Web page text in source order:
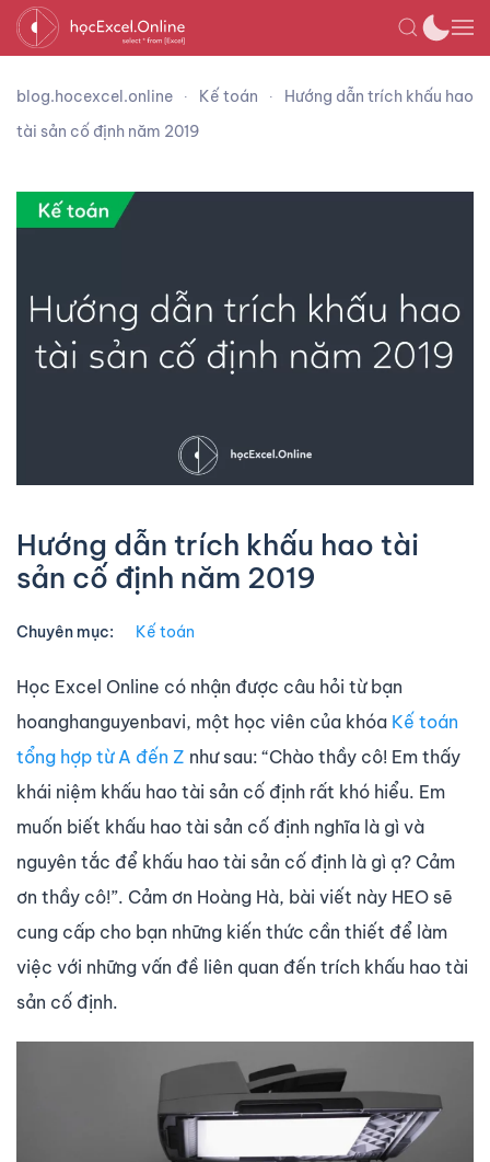
blog.hocexcel.online Kế toán
Hướng dẫn trích khấu hao
tài sản cố định năm 2019
Hướng dẫn trích khấu hao tài
sản cố định năm 2019
Chuyên mục: Kế toán
Học Excel Online có nhận được câu hỏi từ bạn
hoanghanguyenbavi, một học viên của khóa Kế toán
tổng hợp từ A đến Z như sau: “Chào thầy cô! Em thấy
khái niệm khấu hao tài sản cố định rất khó hiểu. Em
muốn biết khấu hao tài sản cố định nghĩa là gì và
nguyên tắc để khấu hao tài sản cố định là gì ạ? Cảm
ơn thầy cô!”. Cảm ơn Hoàng Hà, bài viết này HEO sẽ
cung cấp cho bạn những kiến thức cần thiết để làm
việc với những vấn đề liên quan đến trích khấu hao tài
sản cố định.